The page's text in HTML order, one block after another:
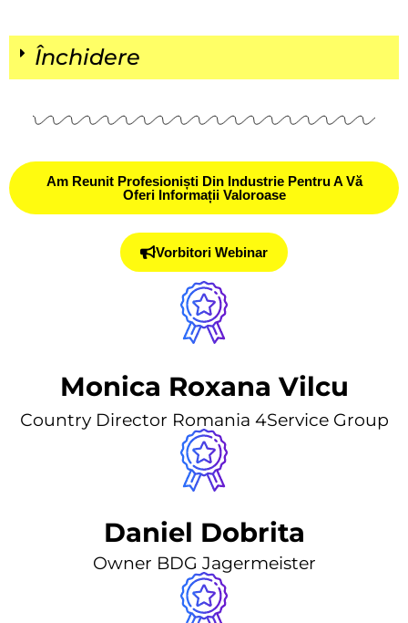
Închidere
Am Reunit Profesioniști Din Industrie Pentru A Vă
Oferi Informații Valoroase
Vorbitori Webinar
Monica Roxana Vilcu
Сountry Director Romania 4Service Group
Daniel Dobrita
Owner BDG Jagermeister